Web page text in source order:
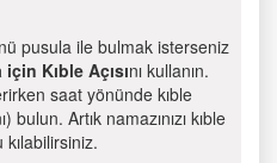
pusula ile bulmak isterseniz
Kıble Açısını kullanın.
saat yönünde kıble
bulun. Artık namazınızı kıble
kılabilirsiniz.